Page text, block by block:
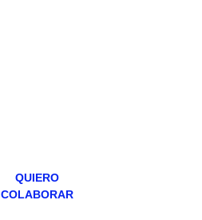
QUIERO
COLABORAR